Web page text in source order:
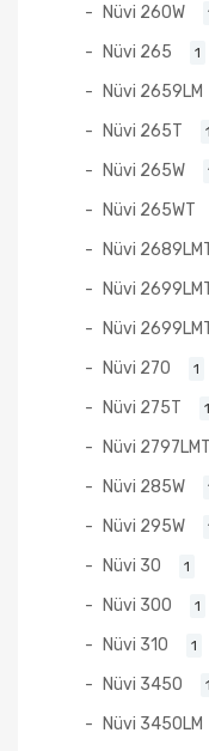
Nüvi 260W
Nüvi 265 1
Nüvi 2659LM
Nüvi 265T 1
Nüvi 265W
Nüvi 265WT
Nüvi
Nüvi
Nüvi
Nüvi 270 1
Nüvi 275T 1
Nüvi 2797LMT
Nüvi 285W
Nüvi 295W
Nüvi 30 1
Nüvi 300 1
Nüvi 310 1
Nüvi 3450 1
Nüvi 3450LM